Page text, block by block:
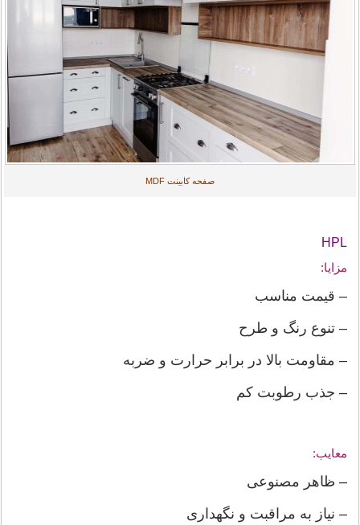
صفحه کابینت MDF
HPL
مزایا:
– قیمت مناسب
– تنوع رنگ و طرح
– مقاومت بالا در برابر حرارت و ضربه
– جذب رطوبت کم
معایب:
– ظاهر مصنوعی
– نیاز به مراقبت و نگهداری